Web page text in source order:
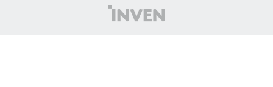
(주)
인